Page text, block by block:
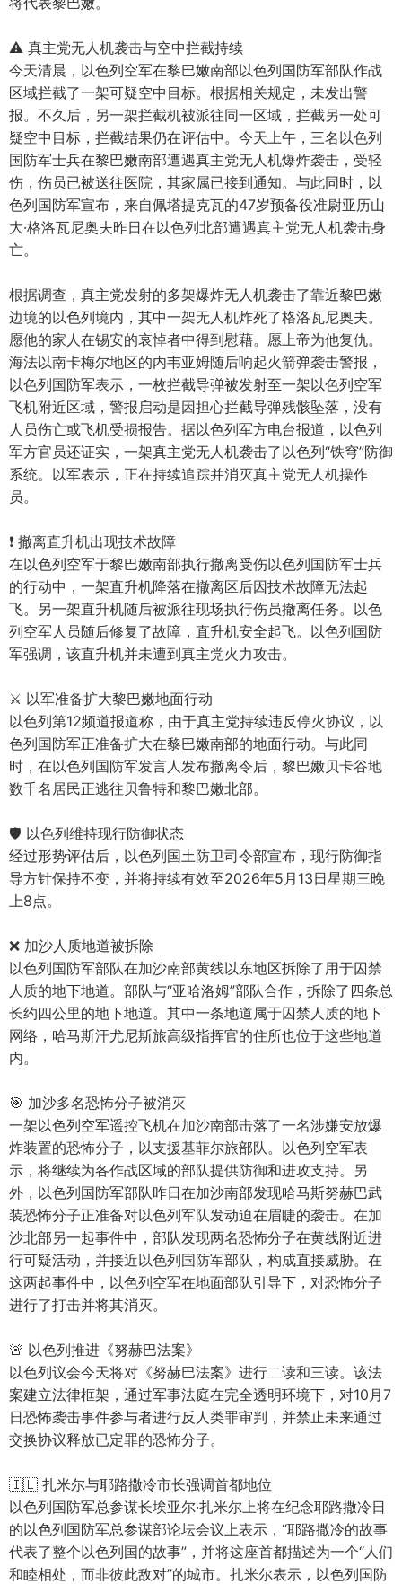
⚠️ 真主党无人机袭击与空中拦截持续
今天清晨，以色列空军在黎巴嫩南部以色列国防军部队作战
区域拦截了一架可疑空中目标。根据相关规定，未发出警
报。不久后，另一架拦截机被派往同一区域，拦截另一处可
疑空中目标，拦截结果仍在评估中。今天上午，三名以色列
国防军士兵在黎巴嫩南部遭遇真主党无人机爆炸袭击，受轻
伤，伤员已被送往医院，其家属已接到通知。与此同时，以
色列国防军宣布，来自佩塔提克瓦的47岁预备役准尉亚历山
大·格洛瓦尼奥夫昨日在以色列北部遭遇真主党无人机袭击身
亡。
根据调查，真主党发射的多架爆炸无人机袭击了靠近黎巴嫩
边境的以色列境内，其中一架无人机炸死了格洛瓦尼奥夫。
愿他的家人在锡安的哀悼者中得到慰藉。愿上帝为他复仇。
海法以南卡梅尔地区的内韦亚姆随后响起火箭弹袭击警报，
以色列国防军表示，一枚拦截导弹被发射至一架以色列空军
飞机附近区域，警报启动是因担心拦截导弹残骸坠落，没有
人员伤亡或飞机受损报告。据以色列军方电台报道，以色列
军方官员还证实，一架真主党无人机袭击了以色列“铁穹”防御
系统。以军表示，正在持续追踪并消灭真主党无人机操作
员。
❗️ 撤离直升机出现技术故障
在以色列空军于黎巴嫩南部执行撤离受伤以色列国防军士兵
的行动中，一架直升机降落在撤离区后因技术故障无法起
飞。另一架直升机随后被派往现场执行伤员撤离任务。以色
列空军人员随后修复了故障，直升机安全起飞。以色列国防
军强调，该直升机并未遭到真主党火力攻击。
⚔️ 以军准备扩大黎巴嫩地面行动
以色列第12频道报道称，由于真主党持续违反停火协议，以
色列国防军正准备扩大在黎巴嫩南部的地面行动。与此同
时，在以色列国防军发言人发布撤离令后，黎巴嫩贝卡谷地
数千名居民正逃往贝鲁特和黎巴嫩北部。
🛡️ 以色列维持现行防御状态
经过形势评估后，以色列国土防卫司令部宣布，现行防御指
导方针保持不变，并将持续有效至2026年5月13日星期三晚
上8点。
❌ 加沙人质地道被拆除
以色列国防军部队在加沙南部黄线以东地区拆除了用于囚禁
人质的地下地道。部队与“亚哈洛姆”部队合作，拆除了四条总
长约四公里的地下地道。其中一条地道属于囚禁人质的地下
网络，哈马斯汗尤尼斯旅高级指挥官的住所也位于这些地道
内。
🎯 加沙多名恐怖分子被消灭
一架以色列空军遥控飞机在加沙南部击落了一名涉嫌安放爆
炸装置的恐怖分子，以支援基菲尔旅部队。以色列空军表
示，将继续为各作战区域的部队提供防御和进攻支持。另
外，以色列国防军部队昨日在加沙南部发现哈马斯努赫巴武
装恐怖分子正准备对以色列军队发动迫在眉睫的袭击。在加
沙北部另一起事件中，部队发现两名恐怖分子在黄线附近进
行可疑活动，并接近以色列国防军部队，构成直接威胁。在
这两起事件中，以色列空军在地面部队引导下，对恐怖分子
进行了打击并将其消灭。
🚨 以色列推进《努赫巴法案》
以色列议会今天将对《努赫巴法案》进行二读和三读。该法
案建立法律框架，通过军事法庭在完全透明环境下，对10月7
日恐怖袭击事件参与者进行反人类罪审判，并禁止未来通过
交换协议释放已定罪的恐怖分子。
🇮🇱 扎米尔与耶路撒冷市长强调首都地位
以色列国防军总参谋长埃亚尔·扎米尔上将在纪念耶路撒冷日
的以色列国防军总参谋部论坛会议上表示，“耶路撒冷的故事
代表了整个以色列国的故事”，并将这座首都描述为一个“人们
和睦相处，而非彼此敌对”的城市。扎米尔表示，以色列国防